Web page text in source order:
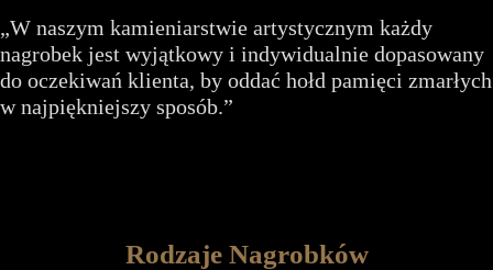
„W naszym kamieniarstwie artystycznym każdy
nagrobek jest wyjątkowy i indywidualnie dopasowany
do oczekiwań klienta, by oddać hołd pamięci zmarłych
w najpiękniejszy sposób.”
Rodzaje Nagrobków